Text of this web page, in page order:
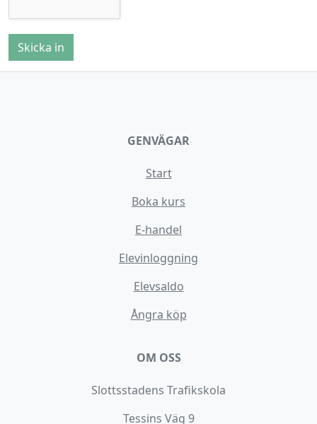
GENVÄGAR
Start
Boka kurs
E-handel
Elevinloggning
Elevsaldo
Ångra köp
OM OSS
Slottsstadens Trafikskola
Tessins Väg 9